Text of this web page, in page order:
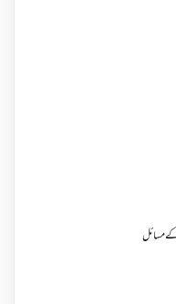
کے مسائل